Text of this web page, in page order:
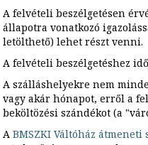
Ways
out
homelessness
Erasmus+
Erasmus+
Hajléktalan
élethelyzetben
élő
ban
utak
az
utcára"
Jó
Régió
Február
Harmadika
Munkacsoport
Éves
A felvételi beszélgetésen
állapotra vonatkozó
letölthető) lehet részt venni.
A felvételi beszélgetéshez
A szálláshelyekre nem
vagy akár hónapot, erről a
beköltözési szándékot (a
A BMSZKI Váltóház átmeneti